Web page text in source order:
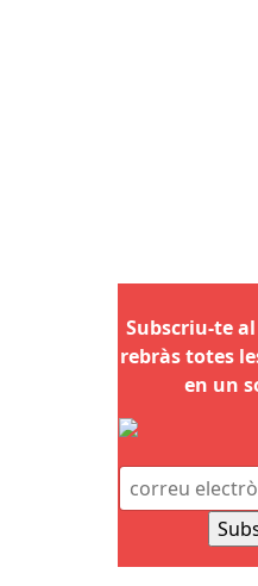
Subscriu-te
rebràs totes
en un